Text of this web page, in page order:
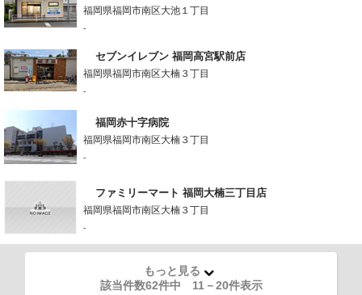
福岡県福岡市南区大池１丁目
-
セブンイレブン 福岡高宮駅前店
福岡県福岡市南区大楠３丁目
-
福岡赤十字病院
福岡県福岡市南区大楠３丁目
-
ファミリーマート 福岡大楠三丁目店
福岡県福岡市南区大楠３丁目
-
もっと見る
該当件数62件中 11 －20件表示